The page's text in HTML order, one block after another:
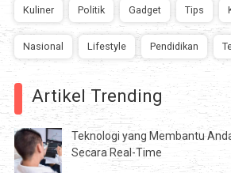
Kuliner Politik Gadget Tips
Nasional Lifestyle Pendidikan
Artikel Trending
Teknologi yang Membantu
Secara Real-Time